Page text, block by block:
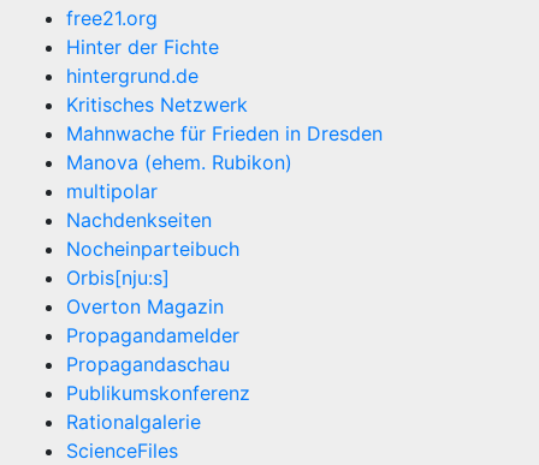
free21.org
Hinter der Fichte
hintergrund.de
Kritisches Netzwerk
Mahnwache für Frieden in Dresden
Manova (ehem. Rubikon)
multipolar
Nachdenkseiten
Nocheinparteibuch
Orbis[nju:s]
Overton Magazin
Propagandamelder
Propagandaschau
Publikumskonferenz
Rationalgalerie
ScienceFiles